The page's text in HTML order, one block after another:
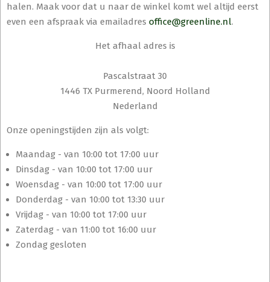
halen. Maak voor dat u naar de winkel komt wel altijd eerst
even een afspraak via emailadres office@greenline.nl.
Het afhaal adres is
Pascalstraat 30
1446 TX Purmerend, Noord Holland
Nederland
Onze openingstijden zijn als volgt:
Maandag - van 10:00 tot 17:00 uur
Dinsdag - van 10:00 tot 17:00 uur
Woensdag - van 10:00 tot 17:00 uur
Donderdag - van 10:00 tot 13:30 uur
Vrijdag - van 10:00 tot 17:00 uur
Zaterdag - van 11:00 tot 16:00 uur
Zondag gesloten